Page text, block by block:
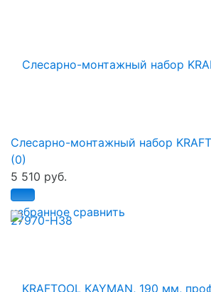
избранное сравнить
Слесарно-монтажный набор
(0)
5 510 руб.